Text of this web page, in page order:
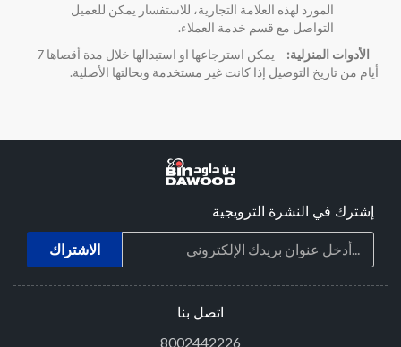
المورد لهذه العلامة التجارية، للاستفسار يمكن للعميل
التواصل مع قسم خدمة العملاء.
الأدوات المنزلية:
يمكن استرجاعها او استبدالها خلال مدة أقصاها 7
أيام من تاريخ التوصيل إذا كانت غير مستخدمة وبحالتها الأصلية.
إشترك في النشرة الترويجية
اتصل بنا
8002442226